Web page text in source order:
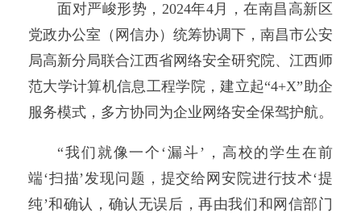
面对严峻形势，2024年4月，在南昌高新区
党政办公室（网信办）统筹协调下，南昌市公安
局高新分局联合江西省网络安全研究院、江西师
范大学计算机信息工程学院，建立起“4+X”助企
服务模式，多方协同为企业网络安全保驾护航。
“我们就像一个‘漏斗’，高校的学生在前
端‘扫描’发现问题，提交给网安院进行技术‘提
纯’和确认，确认无误后，再由我们和网信部门